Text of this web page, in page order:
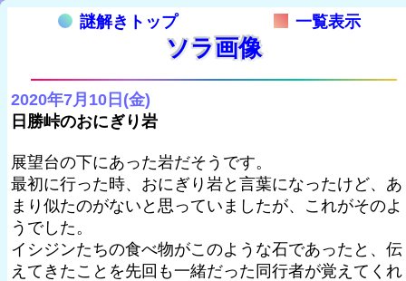
謎解きトップ 一覧表示
ソラ画像
2020年7月10日(金)
日勝峠のおにぎり岩
展望台の下にあった岩だそうです。
最初に行った時、おにぎり岩と言葉になったけど、あ
まり似たのがないと思っていましたが、これがそのよ
うでした。
イシジンたちの食べ物がこのような石であったと、伝
えてきたことを先回も一緒だった同行者が覚えてくれ